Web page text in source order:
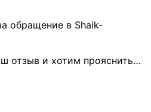
обращение в Shaik-
отзыв и хотим прояснить…